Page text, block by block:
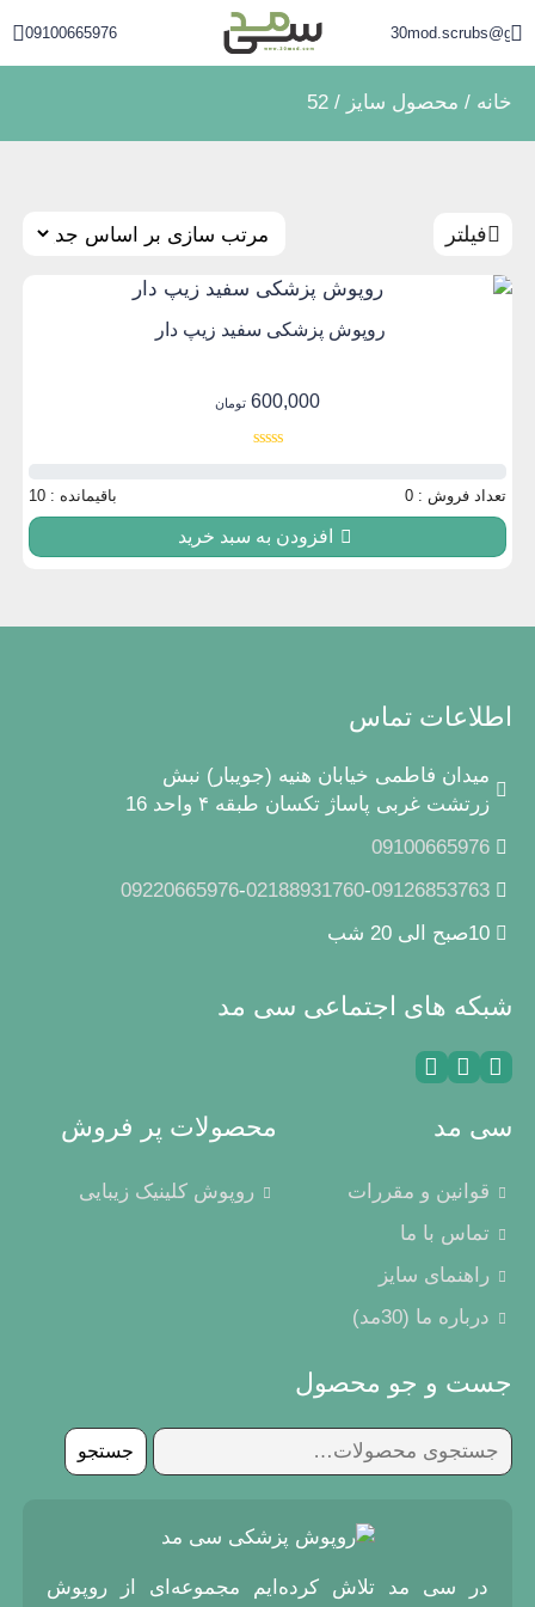
09100665976
خانه / محصول سایز / 52
فیلتر
روپوش پزشکی سفید زیپ دار
600,000 تومان
تعداد فروش : 0 باقیمانده : 10
افزودن به سبد خرید
اطلاعات تماس
میدان فاطمی خیابان هنیه (جویبار) نبش
زرتشت غربی پاساژ تکسان طبقه ۴ واحد 16
09100665976
09126853763
-
02188931760
-
09220665976
10صبح الی 20 شب
شبکه های اجتماعی سی مد
سی مد
قوانین و مقررات
تماس با ما
راهنمای سایز
درباره ما (30مد)
محصولات پر فروش
روپوش کلینیک زیبایی
جست و جو محصول
جستجو
برای:
جستجو
در سی مد تلاش کرده‌ایم مجموعه‌ای از روپوش